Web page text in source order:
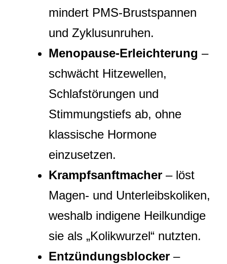
mindert PMS‑Brustspannen
und Zyklusunruhen.
Menopause‑Erleichterung –
schwächt Hitzewellen,
Schlafstörungen und
Stimmungstiefs ab, ohne
klassische Hormone
einzusetzen.
Krampfsanftmacher– löst
Magen‑ und Unterleibskoliken,
weshalb indigene Heilkundige
sie als „Kolikwurzel“ nutzten.
Entzündungsblocker–